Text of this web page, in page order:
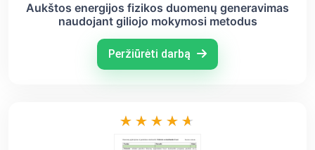
Aukštos energijos fizikos duomenų generavimas
naudojant giliojo mokymosi metodus
Peržiūrėti darbą